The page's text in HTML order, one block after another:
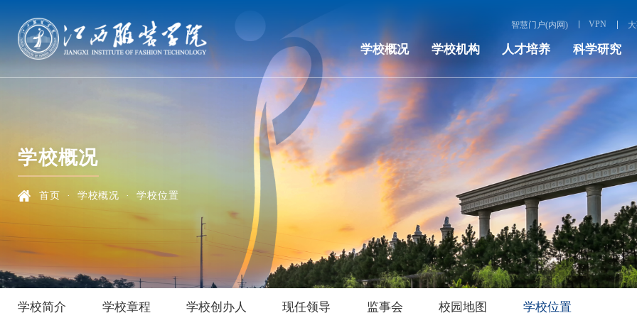
智慧门户(内网) VPN
学校概况 学校机构 人才培养 科学研究
学校概况
首页 ·学校概况 ·学校位置
学校简介 学校章程 学校创办人 现任领导 监事会 校园地图 学校位置